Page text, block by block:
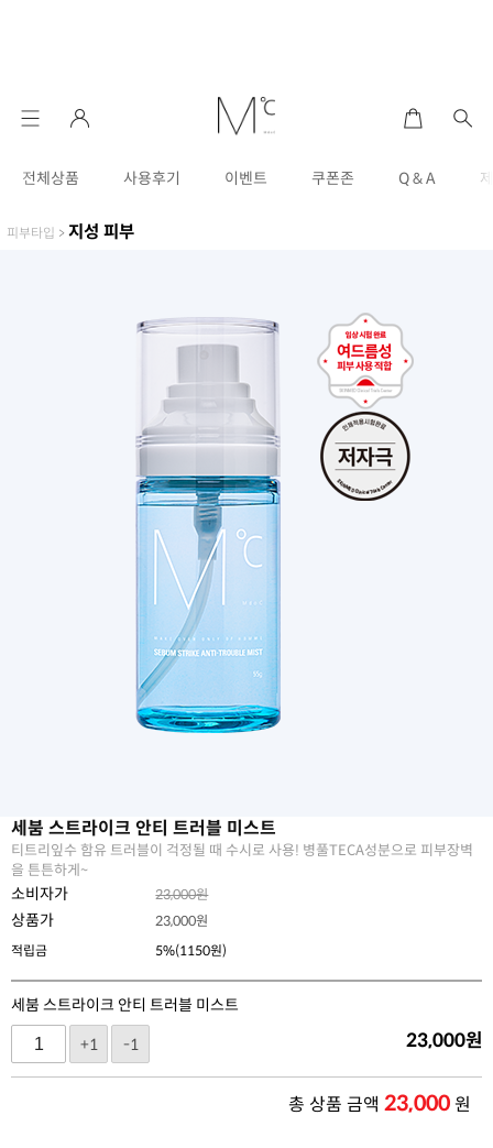
전체상품 사용후기 이벤트 쿠폰존 Q & A
피부타입 > 지성 피부
세붐 스트라이크 안티 트러블 미스트
티트리잎수 함유 트러블이 걱정될 때 수시로 사용! 병풀TECA성분으로 피부장벽
을 튼튼하게~
소비자가 23,000원
상품가 23,000원
적립금
5%(1150원)
세붐 스트라이크 안티 트러블 미스트
+1
-1 23,000원
총 상품 금액 23,000원